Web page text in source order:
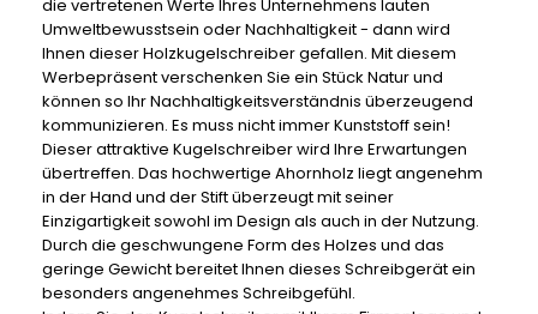
die vertretenen Werte Ihres Unternehmens lauten
Umweltbewusstsein oder Nachhaltigkeit - dann wird
Ihnen dieser Holzkugelschreiber gefallen. Mit diesem
Werbepräsent verschenken Sie ein Stück Natur und
können so Ihr Nachhaltigkeitsverständnis überzeugend
kommunizieren. Es muss nicht immer Kunststoff sein!
Dieser attraktive Kugelschreiber wird Ihre Erwartungen
übertreffen. Das hochwertige Ahornholz liegt angenehm
in der Hand und der Stift überzeugt mit seiner
Einzigartigkeit sowohl im Design als auch in der Nutzung.
Durch die geschwungene Form des Holzes und das
geringe Gewicht bereitet Ihnen dieses Schreibgerät ein
besonders angenehmes Schreibgefühl.